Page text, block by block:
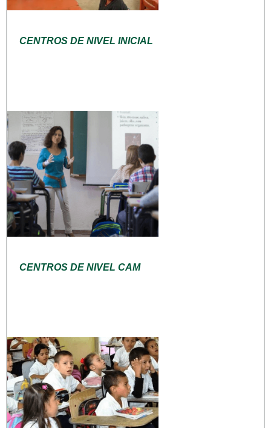
CENTROS DE NIVEL INICIAL
CENTROS DE NIVEL CAM